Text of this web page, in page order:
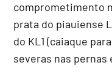
comprometimento
prata do piauiense
do KL1 (caiaque
severas nas pernas